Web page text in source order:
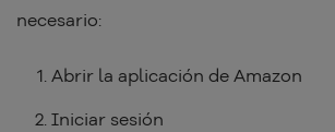
necesario:
Abrir la aplicación de Amazon
Iniciar sesión